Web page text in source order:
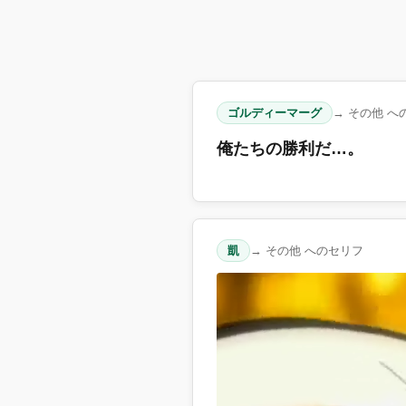
ゴルディーマーグ → その他 へ
俺たちの勝利だ…。
凱 → その他 へのセリフ